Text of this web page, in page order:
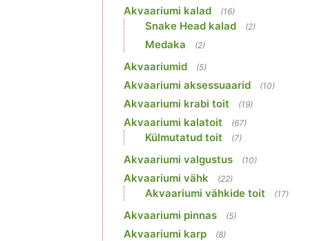
Akvaariumi kalad (16)
Snake Head kalad (2)
Medaka (2)
Akvaariumid (5)
Akvaariumi aksessuaarid (10)
Akvaariumi krabi toit (19)
Akvaariumi kalatoit (67)
Külmutatud toit (7)
Akvaariumi valgustus (10)
Akvaariumi vähk (22)
Akvaariumi vähkide toit (17)
Akvaariumi pinnas (5)
Akvaariumi karp (8)